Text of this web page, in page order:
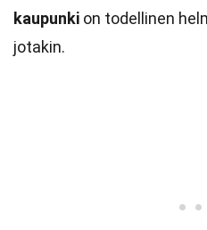
kaupunki on todellinen
jotakin.